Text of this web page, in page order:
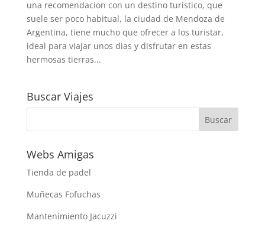
una recomendacion con un destino turistico, que
suele ser poco habitual, la ciudad de Mendoza de
Argentina, tiene mucho que ofrecer a los turistar,
ideal para viajar unos dias y disfrutar en estas
hermosas tierras...
Buscar Viajes
Webs Amigas
Tienda de padel
Muñecas Fofuchas
Mantenimiento Jacuzzi